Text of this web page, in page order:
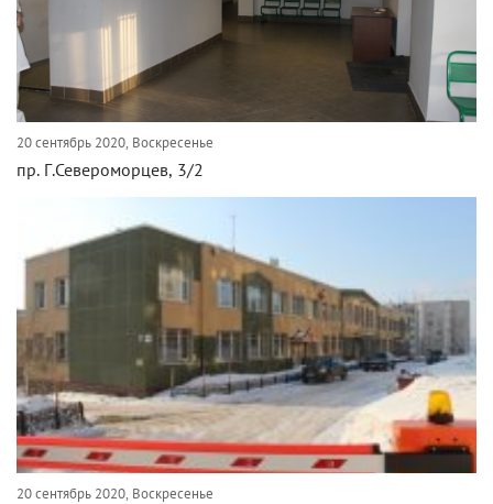
20 сентябрь 2020, Воскресенье
пр. Г.Североморцев, 3/2
20 сентябрь 2020, Воскресенье